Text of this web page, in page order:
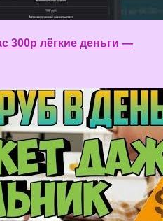
300р лёгкие деньги —